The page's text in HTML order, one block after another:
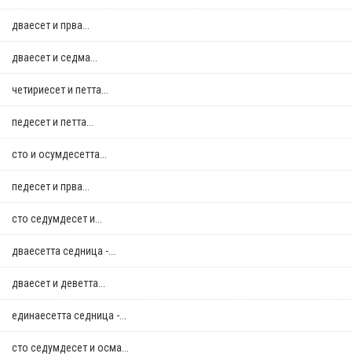
дваесет и прва...
дваесет и седма...
четириесет и петта...
педесет и петта...
сто и осумдесетта...
педесет и прва...
сто седумдесет и...
дваесетта седница -...
дваесет и деветта...
единаесетта седница -...
сто седумдесет и осма...